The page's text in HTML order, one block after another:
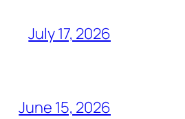
July 17, 2026
June 15, 2026